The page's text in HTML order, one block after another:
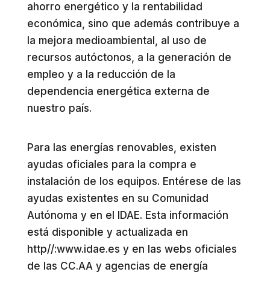
ahorro energético y la rentabilidad
económica, sino que además contribuye a
la mejora medioambiental, al uso de
recursos autóctonos, a la generación de
empleo y a la reducción de la
dependencia energética externa de
nuestro país.
Para las energías renovables, existen
ayudas oficiales para la compra e
instalación de los equipos. Entérese de las
ayudas existentes en su Comunidad
Autónoma y en el IDAE. Esta información
está disponible y actualizada en
http//:www.idae.es y en las webs oficiales
de las CC.AA y agencias de energía